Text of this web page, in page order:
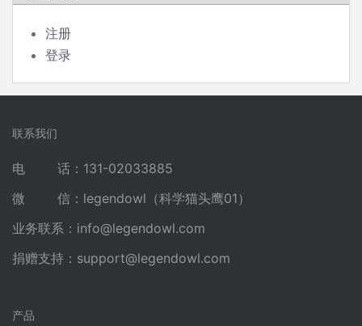
注册
登录
联系我们
电 话：131-02033885
微 信：legendowl（科学猫头鹰01）
业务联系： info@legendowl.com
捐赠支持： support@legendowl.com
产品